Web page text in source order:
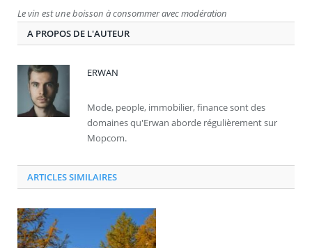
Le vin est une boisson à consommer avec modération
A PROPOS DE L'AUTEUR
ERWAN
Mode, people, immobilier, finance sont des
domaines qu'Erwan aborde régulièrement sur
Mopcom.
ARTICLES SIMILAIRES